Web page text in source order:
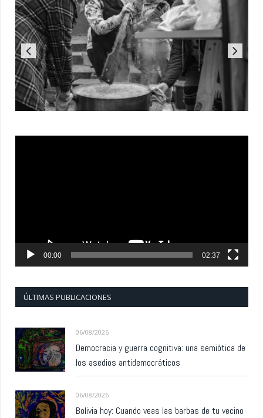
00:00 02:37
ÚLTIMAS PUBLICACIONES
06/08/2026
Democracia y guerra cognitiva: una semiótica de
los asedios antidemocráticos
06/08/2026
Bolivia hoy: Cuando veas las barbas de tu vecino